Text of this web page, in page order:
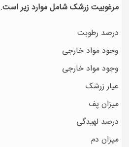
مرغوبیت زرشک شامل موارد زیر است.
درصد رطوبت
وجود مواد خارجی
وجود مواد خارجی
عیار زرشک
میزان پف
درصد لهیدگی
میزان دم